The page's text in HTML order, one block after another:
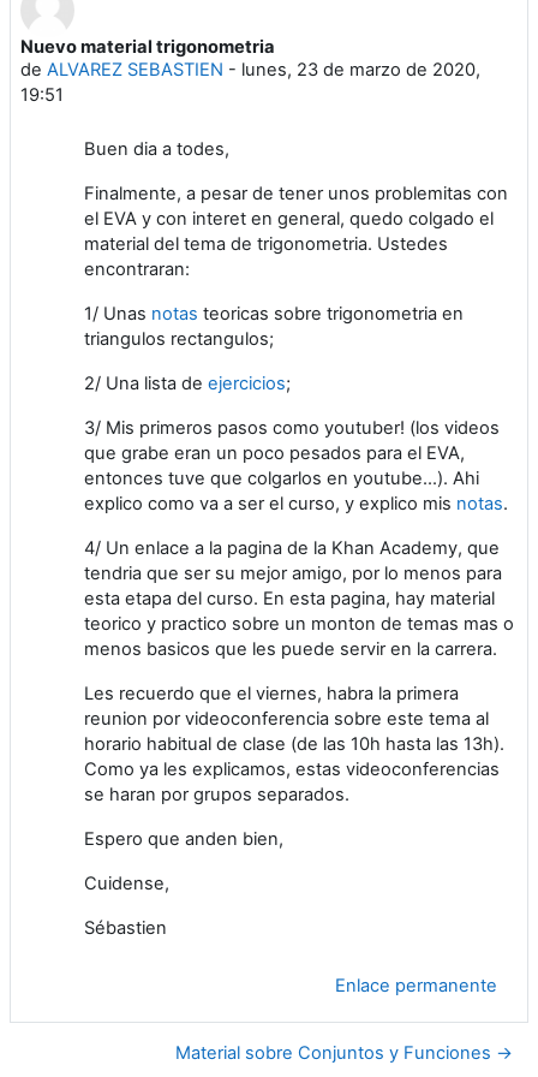
Nuevo material trigonometria
de ALVAREZ SEBASTIEN - lunes, 23 de marzo de 2020,
19:51
Número de respuestas: 0
Buen dia a todes,
Finalmente, a pesar de tener unos problemitas con
el EVA y con interet en general, quedo colgado el
material del tema de trigonometria. Ustedes
encontraran:
1/ Unas notas teoricas sobre trigonometria en
triangulos rectangulos;
2/ Una lista de ejercicios;
3/ Mis primeros pasos como youtuber! (los videos
que grabe eran un poco pesados para el EVA,
entonces tuve que colgarlos en youtube...). Ahi
explico como va a ser el curso, y explico mis notas.
4/ Un enlace a la pagina de la Khan Academy, que
tendria que ser su mejor amigo, por lo menos para
esta etapa del curso. En esta pagina, hay material
teorico y practico sobre un monton de temas mas o
menos basicos que les puede servir en la carrera.
Les recuerdo que el viernes, habra la primera
reunion por videoconferencia sobre este tema al
horario habitual de clase (de las 10h hasta las 13h).
Como ya les explicamos, estas videoconferencias
se haran por grupos separados.
Espero que anden bien,
Cuidense,
Sébastien
Enlace permanente
Material sobre Conjuntos y Funciones →